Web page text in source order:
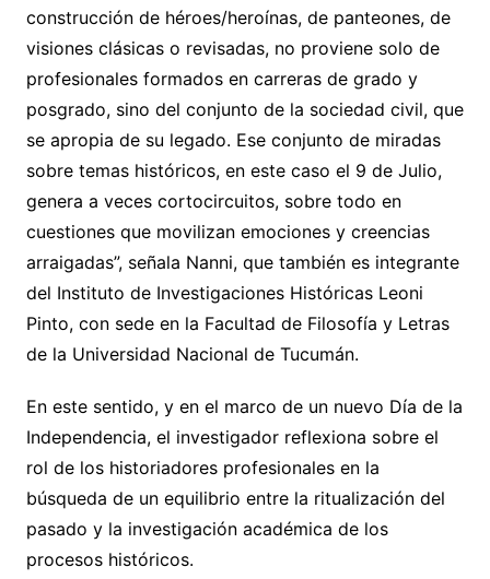
construcción de héroes/heroínas, de panteones, de
visiones clásicas o revisadas, no proviene solo de
profesionales formados en carreras de grado y
posgrado, sino del conjunto de la sociedad civil, que
se apropia de su legado. Ese conjunto de miradas
sobre temas históricos, en este caso el 9 de Julio,
genera a veces cortocircuitos, sobre todo en
cuestiones que movilizan emociones y creencias
arraigadas”, señala Nanni, que también es integrante
del Instituto de Investigaciones Históricas Leoni
Pinto, con sede en la Facultad de Filosofía y Letras
de la Universidad Nacional de Tucumán.
En este sentido, y en el marco de un nuevo Día de la
Independencia, el investigador reflexiona sobre el
rol de los historiadores profesionales en la
búsqueda de un equilibrio entre la ritualización del
pasado y la investigación académica de los
procesos históricos.